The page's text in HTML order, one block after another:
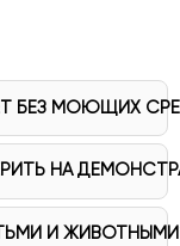
БЕЗ МОЮЩИХ
НА
И